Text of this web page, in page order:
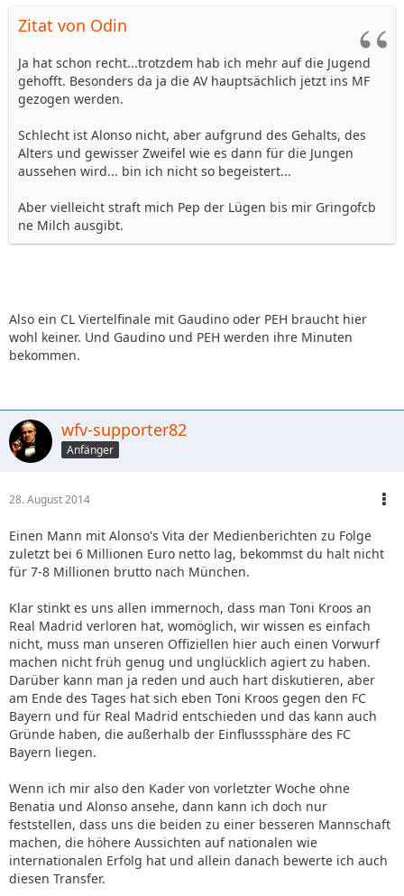
Zitat von Odin
Ja hat schon recht...trotzdem hab ich mehr auf die Jugend
gehofft. Besonders da ja die AV hauptsächlich jetzt ins MF
gezogen werden.
Schlecht ist Alonso nicht, aber aufgrund des Gehalts, des
Alters und gewisser Zweifel wie es dann für die Jungen
aussehen wird... bin ich nicht so begeistert...
Aber vielleicht straft mich Pep der Lügen bis mir Gringofcb
ne Milch ausgibt.
Also ein CL Viertelfinale mit Gaudino oder PEH braucht hier
wohl keiner. Und Gaudino und PEH werden ihre Minuten
bekommen.
wfv-supporter82
Anfänger
28. August 2014
Einen Mann mit Alonso's Vita der Medienberichten zu Folge
zuletzt bei 6 Millionen Euro netto lag, bekommst du halt nicht
für 7-8 Millionen brutto nach München.
Klar stinkt es uns allen immernoch, dass man Toni Kroos an
Real Madrid verloren hat, womöglich, wir wissen es einfach
nicht, muss man unseren Offiziellen hier auch einen Vorwurf
machen nicht früh genug und unglücklich agiert zu haben.
Darüber kann man ja reden und auch hart diskutieren, aber
am Ende des Tages hat sich eben Toni Kroos gegen den FC
Bayern und für Real Madrid entschieden und das kann auch
Gründe haben, die außerhalb der Einflusssphäre des FC
Bayern liegen.
Wenn ich mir also den Kader von vorletzter Woche ohne
Benatia und Alonso ansehe, dann kann ich doch nur
feststellen, dass uns die beiden zu einer besseren Mannschaft
machen, die höhere Aussichten auf nationalen wie
internationalen Erfolg hat und allein danach bewerte ich auch
diesen Transfer.